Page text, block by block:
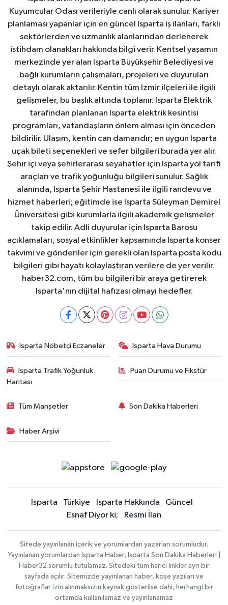
Kuyumcular Odası verileriyle canlı olarak sunulur. Kariyer
planlaması yapanlar için en güncel Isparta iş ilanları, farklı
sektörlerden ve uzmanlık alanlarından derlenerek
istihdam olanakları hakkında bilgi verir. Kentsel yaşamın
merkezinde yer alan Isparta Büyükşehir Belediyesi ve
bağlı kurumların çalışmaları, projeleri ve duyuruları
detaylı olarak aktarılır. Kentin tüm İzmir ilçeleri ile ilgili
gelişmeler, bu başlık altında toplanır. Isparta Elektrik
tarafından planlanan Isparta elektrik kesintisi
programları, vatandaşların önlem alması için önceden
bildirilir. Ulaşım, kentin can damarıdır; en uygun Isparta
uçak bileti seçenekleri ve sefer bilgileri burada yer alır.
Şehir içi veya şehirlerarası seyahatler için Isparta yol tarifi
araçları ve trafik yoğunluğu bilgileri sunulur. Sağlık
alanında, Isparta Şehir Hastanesi ile ilgili randevu ve
hizmet haberleri; eğitimde ise Isparta Süleyman Demirel
Üniversitesi gibi kurumlarla ilgili akademik gelişmeler
takip edilir. Adli duyurular için Isparta Barosu
açıklamaları, sosyal etkinlikler kapsamında Isparta konser
takvimi ve gönderiler için gerekli olan Isparta posta kodu
bilgileri gibi hayatı kolaylaştıran verilere de yer verilir.
haber32.com, tüm bu bilgileri bir araya getirerek
Isparta'nın dijital hafızası olmayı hedefler.
Isparta Nöbetçi Eczaneler Isparta Hava Durumu
Isparta Trafik Yoğunluk
Haritası
Puan Durumu ve Fikstür
Tüm Manşetler Son Dakika Haberleri
Haber Arşivi
Isparta Türkiye Isparta Hakkında
Güncel
Esnaf Diyor ki;
Resmi İlan
Sitede yayınlanan içerik ve yorumlardan yazarları sorumludur.
Yayınlanan yorumlardan Isparta Haber, Isparta Son Dakika Haberleri |
Haber32 sorumlu tutulamaz. Sitedeki tüm harici linkler ayrı bir
sayfada açılır. Sitemizde yayınlanan haber, köşe yazıları ve
fotoğraflar izin alınmaksızın kaynak gösterilse dahi, herhangi bir
ortamda kullanılamaz ve yayınlanamaz